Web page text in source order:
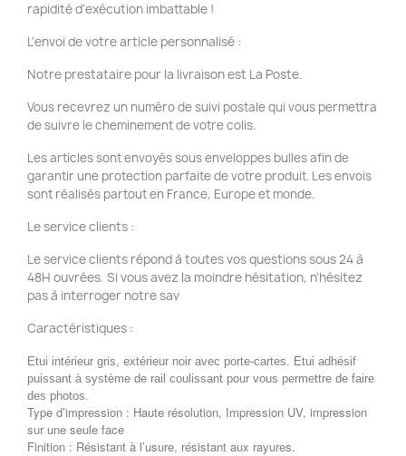
rapidité d'exécution imbattable !
L'envoi de votre article personnalisé :
Notre prestataire pour la livraison est La Poste.
Vous recevrez un numéro de suivi postale qui vous permettra
de suivre le cheminement de votre colis.
Les articles sont envoyés sous enveloppes bulles afin de
garantir une protection parfaite de votre produit. Les envois
sont réalisés partout en France, Europe et monde.
Le service clients :
Le service clients répond à toutes vos questions sous 24 à
48H ouvrées. Si vous avez la moindre hésitation, n'hésitez
pas à interroger notre sav
Caractéristiques :
Etui intérieur gris, extérieur noir avec porte-cartes. Etui adhésif
puissant à système de rail coulissant pour vous permettre de faire
des photos.
Type d’impression : Haute résolution, Impression UV, impression
sur une seule face
Finition : Résistant à l’usure, résistant aux rayures.